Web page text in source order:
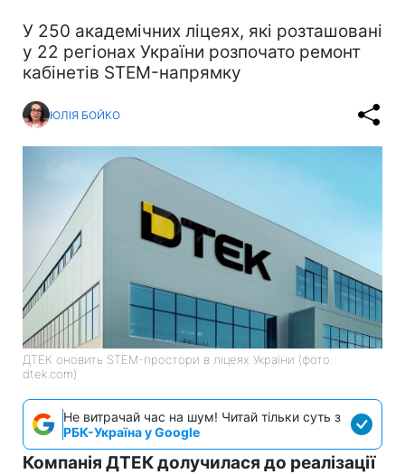
У 250 академічних ліцеях, які розташовані
у 22 регіонах України розпочато ремонт
кабінетів STEM-напрямку
ЮЛІЯ БОЙКО
ДТЕК оновить STEM-простори в ліцеях України (фото:
dtek.com)
Не витрачай час на шум! Читай тільки суть з
РБК-Україна у Google
Компанія ДТЕК долучилася до реалізації